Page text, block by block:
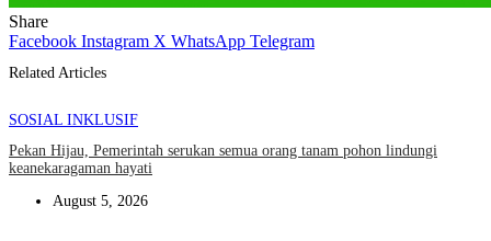
Share
Facebook Instagram X WhatsApp Telegram
Related Articles
SOSIAL INKLUSIF
Pekan Hijau, Pemerintah serukan semua orang tanam pohon lindungi
keanekaragaman hayati
August 5, 2026